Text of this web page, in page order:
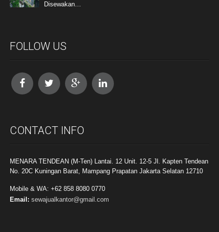
Disewakan…
FOLLOW US
CONTACT INFO
MENARA TENDEAN (M-Ten) Lantai. 12 Unit. 12-5 Jl. Kapten Tendean
No. 20C Kuningan Barat, Mampang Prapatan Jakarta Selatan 12710
Mobile & WA: +62 858 8080 0770
Email: sewajualkantor@gmail.com